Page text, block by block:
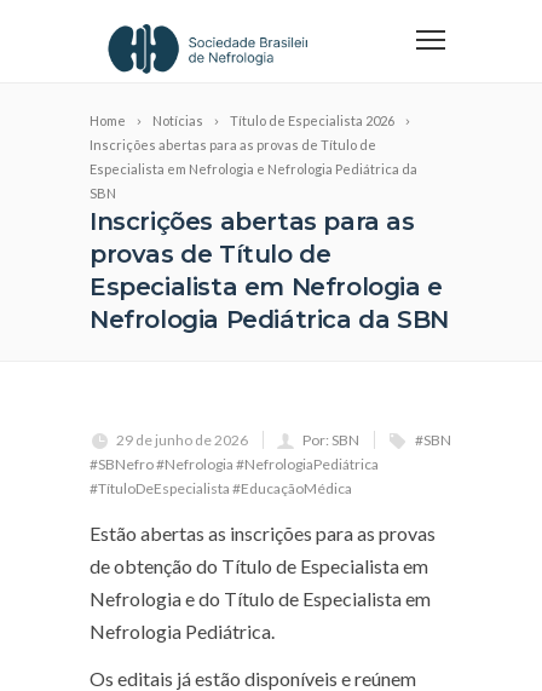
Home Notícias
Título de Especialista 2026
Inscrições abertas para as provas de Título de
Especialista em Nefrologia e Nefrologia Pediátrica da
SBN
Inscrições abertas para as
provas de Título de
Especialista em Nefrologia e
Nefrologia Pediátrica da SBN
29 de junho de 2026 Por: SBN
#SBN
#SBNefro #Nefrologia #NefrologiaPediátrica
#TítuloDeEspecialista #EducaçãoMédica
Estão abertas as inscrições para as provas
de obtenção do Título de Especialista em
Nefrologia e do Título de Especialista em
Nefrologia Pediátrica.
Os editais já estão disponíveis e reúnem